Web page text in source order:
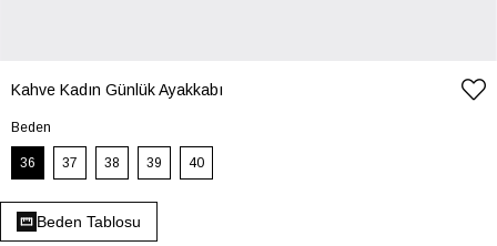
Kahve Kadın Günlük Ayakkabı
Beden
36 37 38 39 40
Beden Tablosu